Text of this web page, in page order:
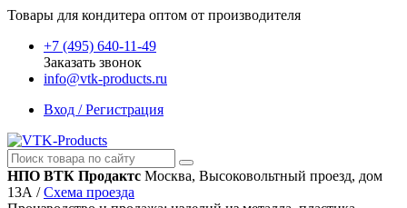
Товары для кондитера оптом от производителя
+7 (495) 640-11-49
Заказать звонок
info@vtk-products.ru
Вход / Регистрация
НПО ВТК Продактс Москва, Высоковольтный проезд, дом
13А /Схема проезда